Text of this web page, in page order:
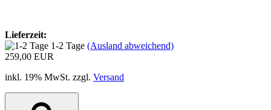
Lieferzeit:
1-2 Tage (Ausland abweichend)
259,00 EUR
inkl. 19% MwSt. zzgl. Versand